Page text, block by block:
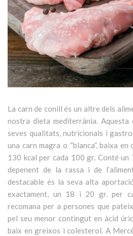
La carn de conill és un altre dels
nostra dieta mediterrània. Aquesta
seves qualitats, nutricionals i
una carn magra o “blanca”, baixa
130 kcal per cada 100 gr. Conté un
depenent de la rassa i de
destacable és la seva alta
exactament, un 18 i 20 gr. per
recomana per a persones que
pel seu menor contingut en àcid
baix en greixos i colesterol. A